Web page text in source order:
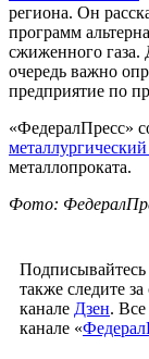
региона. Он
программ
сжиженного газа.
очередь важно
предприятие по
«ФедералПресс»
металлургический
металлопроката.
Фото:
также следите
канале Дзен.
канале «